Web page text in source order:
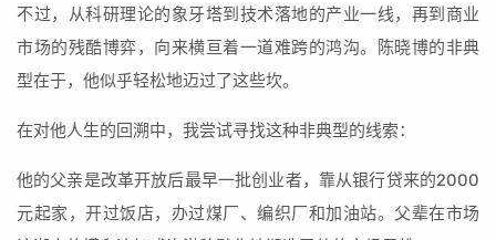
不过，从科研理论的象牙塔到技术落地的产业一线，再到商业
市场的残酷博弈，向来横亘着一道难跨的鸿沟。陈晓博的非典
型在于，他似乎轻松地迈过了这些坎。
在对他人生的回溯中，我尝试寻找这种非典型的线索：
他的父亲是改革开放后最早一批创业者，靠从银行贷来的2000
元起家，开过饭店，办过煤厂、编织厂和加油站。父辈在市场